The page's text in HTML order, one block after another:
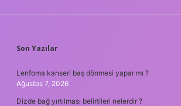
SIDEBAR
Son Yazılar
Lenfoma kanseri baş dönmesi yapar mı ?
Ağustos 7, 2026
Dizde bağ yırtılması belirtileri nelerdir ?